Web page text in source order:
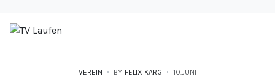
VEREIN BY FELIX KARG 10.JUNI